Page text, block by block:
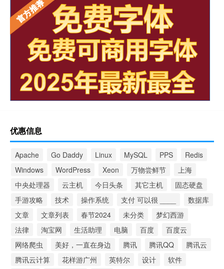
优惠信息
Apache Go Daddy Linux MySQL PPS
Redis
Windows
WordPress Xeon 万物尝鲜节
上海
中央处理器
云主机 今日头条 其它主机
固态硬盘
手游攻略
技术 操作系统 支付 可以很 ____
数据库
文章
文章列表 春节2024 未分类
梦幻西游
法律
淘宝网 生活助理 电脑 百度
百度云
网络爬虫
美好，一直在身边 腾讯 腾讯QQ
腾讯云
腾讯云计算
花样游广州 英特尔 设计
软件